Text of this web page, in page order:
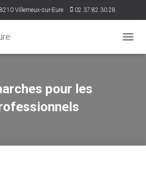
Villemeux-sur-Eure 02.37.82.30.28
É
pour les